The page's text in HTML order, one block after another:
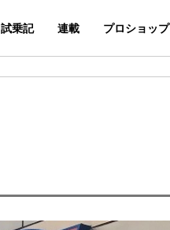
試乗記 連載 プロショップ